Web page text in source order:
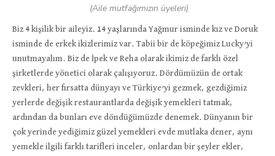
(Aile mutfağımızın üyeleri)
Biz 4 kişilik bir aileyiz. 14 yaşlarında Yağmur isminde kız ve Doruk
isminde de erkek ikizlerimiz var. Tabii bir de köpeğimiz Lucky’yi
unutmayalım. Biz de İpek ve Reha olarak ikimiz de farklı özel
şirketlerde yönetici olarak çalışıyoruz. Dördümüzün de ortak
zevkleri, her fırsatta dünyayı ve Türkiye’yi gezmek, gezdiğimiz
yerlerde değişik restaurantlarda değişik yemekleri tatmak,
ardından da bunları eve döndüğümüzde denemek. Dünyanın bir
çok yerinde yediğimiz güzel yemekleri evde mutlaka dener, aynı
yemekle ilgili farklı tarifleri inceler, onlardan bir şeyler ekler,